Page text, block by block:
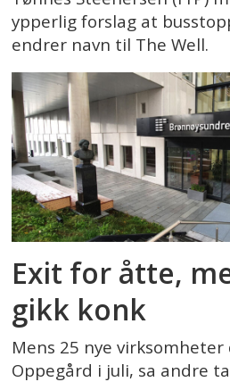
ypperlig forslag at
endrer navn til The Well.
Exit for åtte,
gikk konk
Mens 25 nye
Oppegård i juli, sa andre